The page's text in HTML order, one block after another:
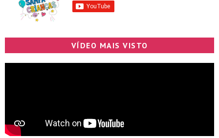
VÍDEO MAIS VISTO